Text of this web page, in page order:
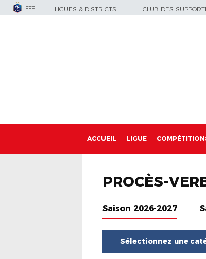
FFF LIGUES & DISTRICTS CLUB DES
ACCUEIL LIGUE
PROCÈS-
Saison 2026-2027
Sélectionnez une